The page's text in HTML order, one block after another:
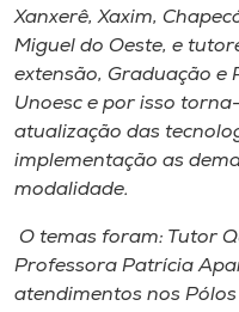
Selecione
o idioma
A+
A-
Xanxerê, Xaxim,
Miguel do Oeste, e
extensão, Graduação e
Unoesc e por isso
atualização das
implementação as
modalidade.
O temas foram: Tutor
Professora Patrícia
atendimentos nos